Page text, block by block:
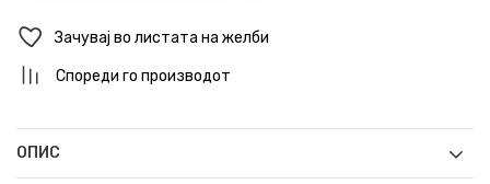
Зачувај во листата на желби
Спореди го производот
ОПИС